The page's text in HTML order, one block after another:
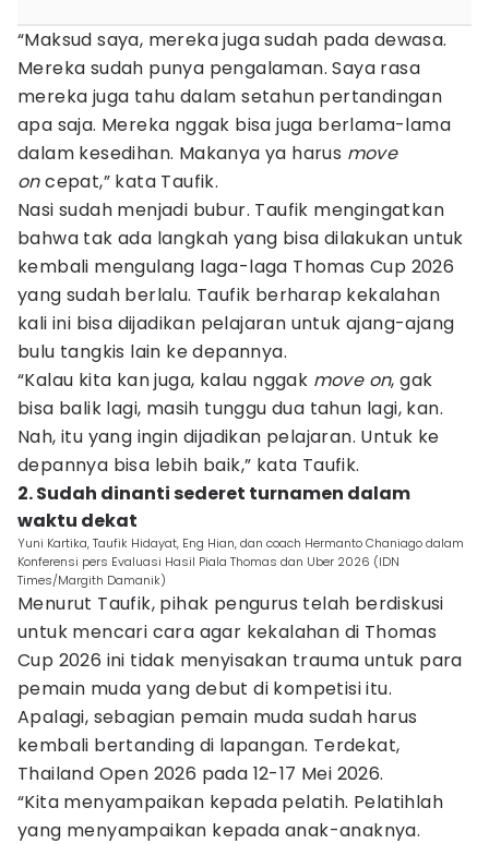
“Maksud saya, mereka juga sudah pada dewasa.
Mereka sudah punya pengalaman. Saya rasa
mereka juga tahu dalam setahun pertandingan
apa saja. Mereka nggak bisa juga berlama-lama
dalam kesedihan. Makanya ya harus move
oncepat,” kata Taufik.
Nasi sudah menjadi bubur. Taufik mengingatkan
bahwa tak ada langkah yang bisa dilakukan untuk
kembali mengulang laga-laga Thomas Cup 2026
yang sudah berlalu. Taufik berharap kekalahan
kali ini bisa dijadikan pelajaran untuk ajang-ajang
bulu tangkis lain ke depannya.
“Kalau kita kan juga, kalau nggak move on, gak
bisa balik lagi, masih tunggu dua tahun lagi, kan.
Nah, itu yang ingin dijadikan pelajaran. Untuk ke
depannya bisa lebih baik,” kata Taufik.
2. Sudah dinanti sederet turnamen dalam
waktu dekat
Yuni Kartika, Taufik Hidayat, Eng Hian, dan coach Hermanto Chaniago dalam
Konferensi pers Evaluasi Hasil Piala Thomas dan Uber 2026 (IDN
Times/Margith Damanik)
Menurut Taufik, pihak pengurus telah berdiskusi
untuk mencari cara agar kekalahan di Thomas
Cup 2026 ini tidak menyisakan trauma untuk para
pemain muda yang debut di kompetisi itu.
Apalagi, sebagian pemain muda sudah harus
kembali bertanding di lapangan. Terdekat,
Thailand Open 2026 pada 12-17 Mei 2026.
“Kita menyampaikan kepada pelatih. Pelatihlah
yang menyampaikan kepada anak-anaknya.